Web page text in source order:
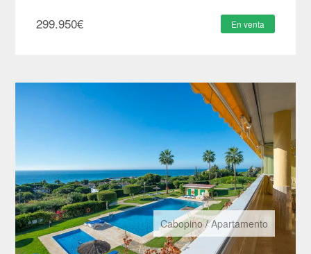
299.950€ En venta
Cabopino/Apartamento